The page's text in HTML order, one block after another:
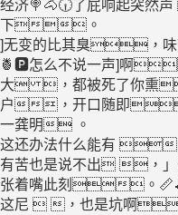
下。
]无变的比其臭，
🍍🅿怎么不说一声]啊
大 ，都被死了你熏
户，开口随即
一龚明 。
这还办法什么能有 
有苦也是说不出 
张着嘴此刻。
这尼  ，也是坑啊